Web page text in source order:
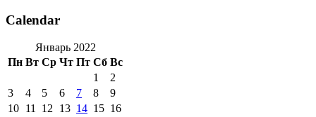
Calendar
Январь 2022
Пн Вт Ср Чт Пт Сб Вс
1
2
3
4 5 6 7 8
9
10 11 12 13 14 15 16